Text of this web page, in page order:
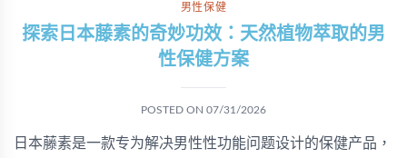
男性保健
探索日本藤素的奇妙功效：天然植物萃取的男
性保健方案
POSTED ON 07/31/2026
日本藤素是一款专为解决男性性功能问题设计的保健产品，